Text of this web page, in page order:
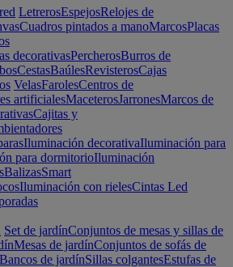
LetrerosEspejosRelojes de
Cuadros pintados a manoMarcosPlacas
decorativasPercherosBurros de
CestasBaúlesRevisterosCajas
VelasFarolesCentros de
artificialesMaceterosJarronesMarcos de
Cajitas y
Iluminación decorativaIluminación para
para dormitorioIluminación
BalizasSmart
Iluminación con rielesCintas Led
Set de jardínConjuntos de mesas y sillas de
Mesas de jardínConjuntos de sofás de
Bancos de jardínSillas colgantesEstufas de